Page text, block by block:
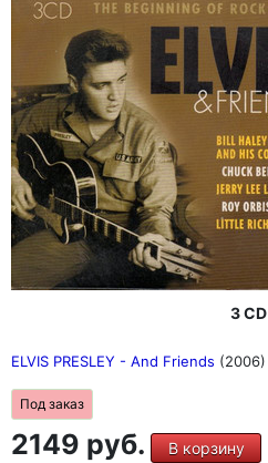
3 CD
ELVIS PRESLEY - And Friends (2006)
Под заказ
2149 руб. В корзину